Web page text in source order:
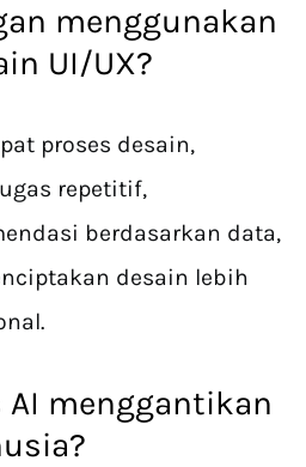
menggunakan
UI/UX?
proses desain,
repetitif,
berdasarkan data,
desain lebih
menggantikan